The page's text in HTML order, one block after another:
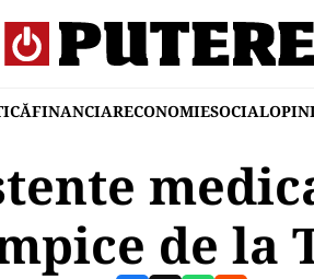
FINANCIARECONOMIESOCIAL
de la